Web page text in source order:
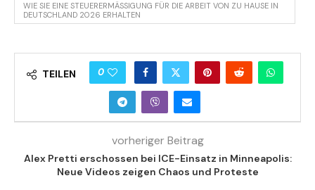
WIE SIE EINE STEUERERMÄSSIGUNG FÜR DIE ARBEIT VON ZU HAUSE IN D
EUTSCHLAND 2026 ERHALTEN
TEILEN 0
vorheriger Beitrag
Alex Pretti erschossen bei ICE-Einsatz in Minneapolis:
Neue Videos zeigen Chaos und Proteste